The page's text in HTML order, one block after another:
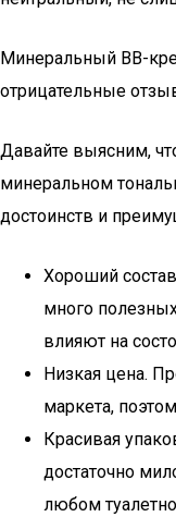
Минеральный ВВ-
отрицательные
Давайте выясним,
минеральном
достоинств и
Хороший
много
влияют на
Низкая цена.
маркета,
Красивая
достаточно
любом